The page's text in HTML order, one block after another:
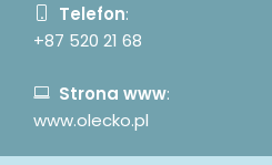
Telefon:
+87 520 21 68
Strona www:
www.olecko.pl